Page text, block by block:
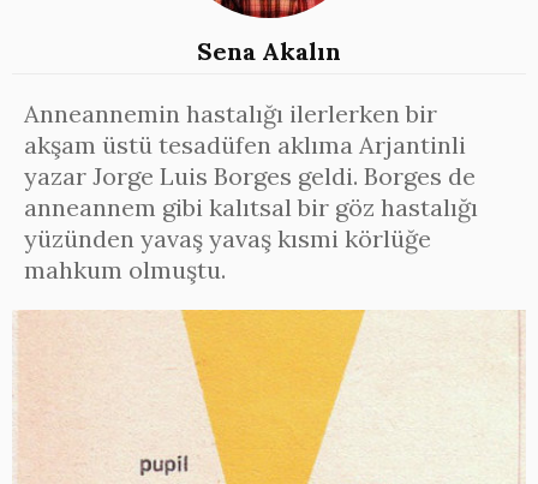
Sena Akalın
Anneannemin hastalığı ilerlerken bir
akşam üstü tesadüfen aklıma Arjantinli
yazar Jorge Luis Borges geldi. Borges de
anneannem gibi kalıtsal bir göz hastalığı
yüzünden yavaş yavaş kısmi körlüğe
mahkum olmuştu.